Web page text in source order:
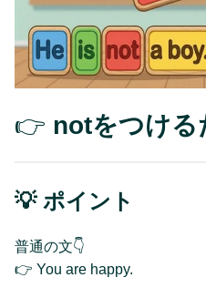
👉 notをつける
💡 ポイント
普通の文👇
👉 You are happy.